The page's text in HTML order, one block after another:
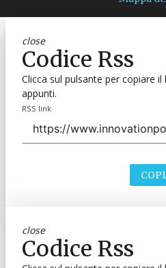
close
Codice Rss
Clicca sul pulsante per copiare il
appunti.
RSS link
close
Codice Rss